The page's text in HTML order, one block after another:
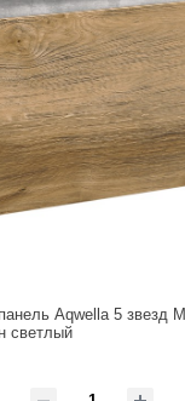
Aqwella 5 звезд
светлый